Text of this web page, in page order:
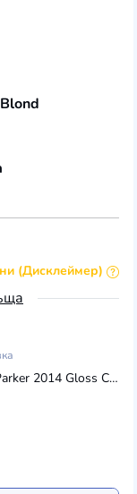
(Дисклеймер)
Integrity Toys Dark Moon Poppy Parker 2014 Gloss Convention #PP075 NRFB